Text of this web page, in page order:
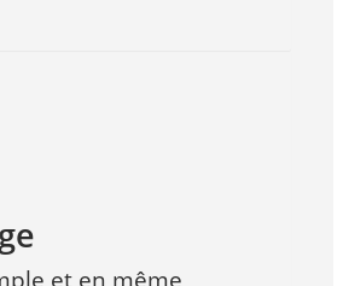
et en même